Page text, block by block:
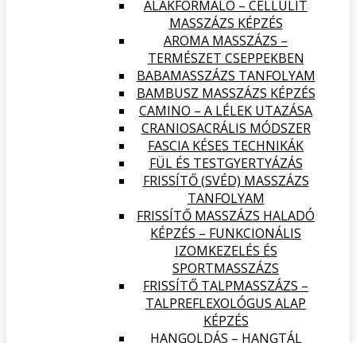
ALAKFORMÁLÓ – CELLULIT
MASSZÁZS KÉPZÉS
AROMA MASSZÁZS –
TERMÉSZET CSEPPEKBEN
BABAMASSZÁZS TANFOLYAM
BAMBUSZ MASSZÁZS KÉPZÉS
CAMINO – A LÉLEK UTAZÁSA
CRANIOSACRÁLIS MÓDSZER
FASCIA KÉSES TECHNIKÁK
FÜL ÉS TESTGYERTYÁZÁS
FRISSÍTŐ (SVÉD) MASSZÁZS
TANFOLYAM
FRISSÍTŐ MASSZÁZS HALADÓ
KÉPZÉS – FUNKCIONÁLIS
IZOMKEZELÉS ÉS
SPORTMASSZÁZS
FRISSÍTŐ TALPMASSZÁZS –
TALPREFLEXOLÓGUS ALAP
KÉPZÉS
HANGOLDÁS – HANGTÁL